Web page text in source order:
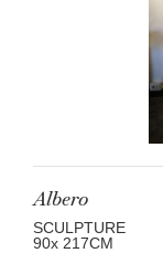
Albero
SCULPTURE
90x 217CM